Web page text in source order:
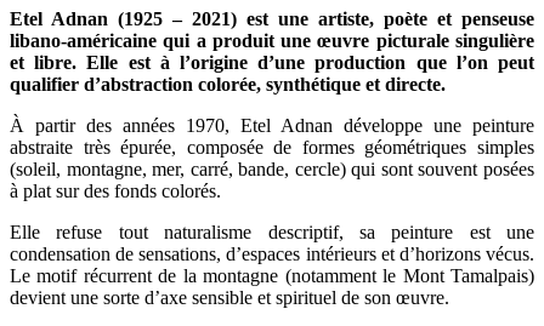
Etel Adnan (1925 – 2021) est une artiste, poète et penseuse
libano-américaine qui a produit une œuvre picturale singulière
et libre. Elle est à l’origine d’une production que l’on peut
qualifier d’abstraction colorée, synthétique et directe.
À partir des années 1970, Etel Adnan développe une peinture
abstraite très épurée, composée de formes géométriques simples
(soleil, montagne, mer, carré, bande, cercle) qui sont souvent posées
à plat sur des fonds colorés.
Elle refuse tout naturalisme descriptif, sa peinture est une
condensation de sensations, d’espaces intérieurs et d’horizons vécus.
Le motif récurrent de la montagne (notamment le Mont Tamalpais)
devient une sorte d’axe sensible et spirituel de son œuvre.